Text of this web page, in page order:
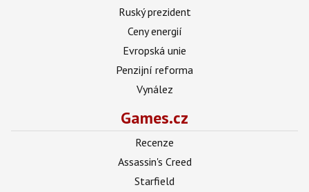
Ruský prezident
Ceny energií
Evropská unie
Penzijní reforma
Vynález
Games.cz
Recenze
Assassin's Creed
Starfield